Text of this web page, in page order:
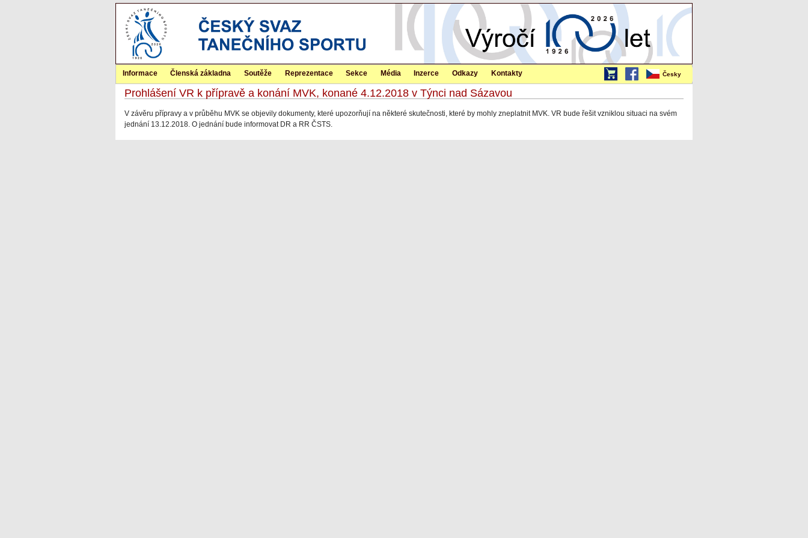
Česky
Informace Členská základna Soutěže Reprezentace Sekce Média Inzerce Odkazy Kontakty
Prohlášení VR k přípravě a konání MVK, konané 4.12.2018 v Týnci nad Sázavou
V závěru přípravy a v průběhu MVK se objevily dokumenty, které upozorňují na některé skutečnosti, které by mohly zneplatnit MVK. VR bude řešit vzniklou situaci na svém
jednání 13.12.2018. O jednání bude informovat DR a RR ČSTS.